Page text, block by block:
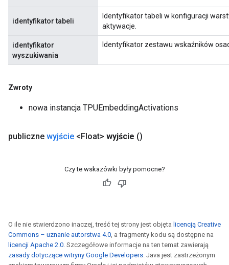
identyfikator tabeli
Identyfikator tabeli w konfiguracji
aktywacje.
identyfikator
wyszukiwania
Identyfikator zestawu wskaźników
Zwroty
nowa instancja TPUEmbeddingActivations
publiczne wyjście <Float> wyjście ()
Czy te wskazówki były pomocne?
O ile nie stwierdzono inaczej, treść tej strony jest objęta licencją Creative
Commons – uznanie autorstwa 4.0, a fragmenty kodu są dostępne na
licencji Apache 2.0. Szczegółowe informacje na ten temat zawierają
zasady dotyczące witryny Google Developers. Java jest zastrzeżonym